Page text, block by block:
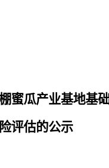
蜜瓜产业基地基
评估的公示